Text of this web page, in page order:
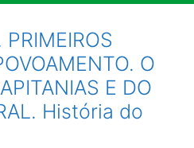
O
E DO
História do